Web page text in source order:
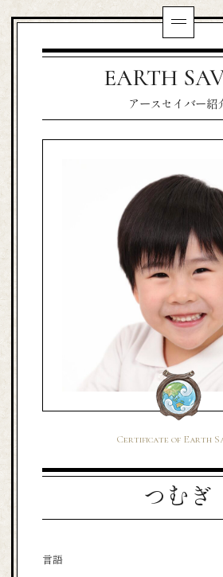
EARTH
アースセイバー紹
Certificate of Earth
つむぎ
言語